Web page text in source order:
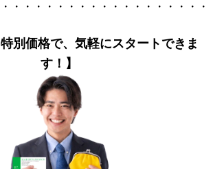
・・・・・・・・・・・・・・・・・
特別価格で、気軽にスタートできま
す！】